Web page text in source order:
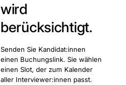
wird
berücksichtigt.
Senden Sie Kandidat:innen
einen Buchungslink. Sie wählen
einen Slot, der zum Kalender
aller Interviewer:innen passt.